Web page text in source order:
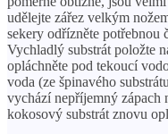
udělejte zářez velkým
sekery odřízněte potřebnou
Vychladlý substrát položte
opláchněte pod tekoucí
voda (ze špinavého
vychází nepříjemný zápach
kokosový substrát znovu